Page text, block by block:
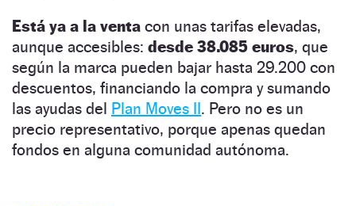
Está ya a la venta con unas tarifas elevadas,
aunque accesibles: desde 38.085 euros, que
según la marca pueden bajar hasta 29.200 con
descuentos, financiando la compra y sumando
las ayudas del Plan Moves II. Pero no es un
precio representativo, porque apenas quedan
fondos en alguna comunidad autónoma.